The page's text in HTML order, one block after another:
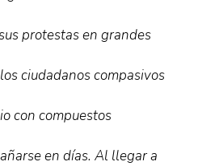
protestas en grandes
ciudadanos compasivos
con compuestos
en días. Al llegar a